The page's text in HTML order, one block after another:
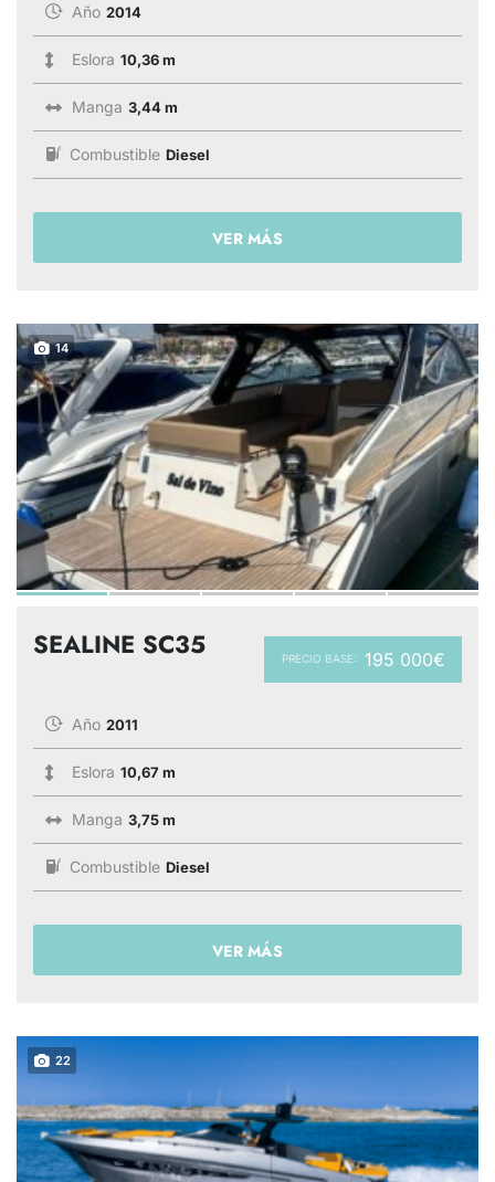
Año 2014
Eslora 10,36 m
Manga 3,44 m
Combustible Diesel
VER MÁS
14
PRECIO BASE: 195 000€
SEALINE SC35
Año 2011
Eslora 10,67 m
Manga 3,75 m
Combustible Diesel
VER MÁS
22